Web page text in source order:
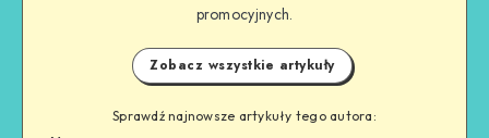
promocyjnych.
Zobacz wszystkie artykuły
Sprawdź najnowsze artykuły tego autora: